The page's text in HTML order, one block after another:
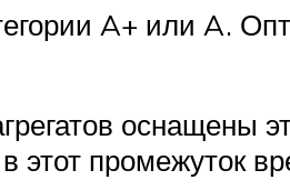
A+ или A.
оснащены
этот промежуток